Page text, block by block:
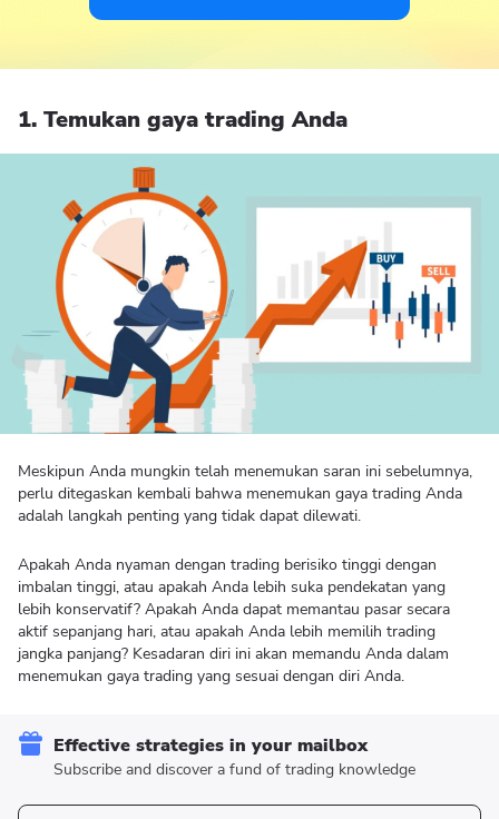
1. Temukan gaya trading Anda
Meskipun Anda mungkin telah menemukan saran ini sebelumnya,
perlu ditegaskan kembali bahwa menemukan gaya trading Anda
adalah langkah penting yang tidak dapat dilewati.
Apakah Anda nyaman dengan trading berisiko tinggi dengan
imbalan tinggi, atau apakah Anda lebih suka pendekatan yang
lebih konservatif? Apakah Anda dapat memantau pasar secara
aktif sepanjang hari, atau apakah Anda lebih memilih trading
jangka panjang? Kesadaran diri ini akan memandu Anda dalam
menemukan gaya trading yang sesuai dengan diri Anda.
Effective strategies in your mailbox
Subscribe and discover a fund of trading knowledge